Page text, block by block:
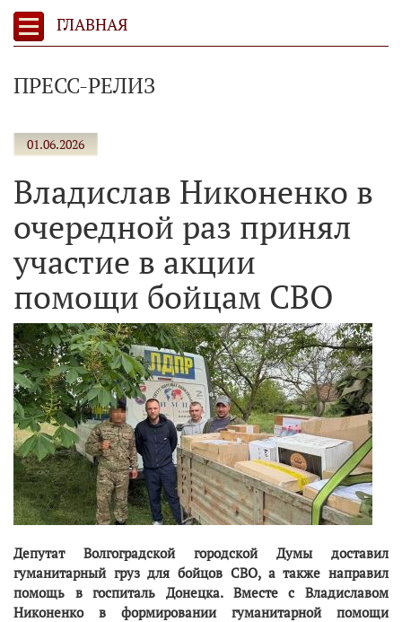
ГЛАВНАЯ
ПРЕСС-РЕЛИЗ
01.06.2026
Владислав Никоненко в
очередной раз принял
участие в акции
помощи бойцам СВО
Депутат Волгоградской городской Думы доставил
гуманитарный груз для бойцов СВО, а также направил
помощь в госпиталь Донецка. Вместе с Владиславом
Никоненко в формировании гуманитарной помощи